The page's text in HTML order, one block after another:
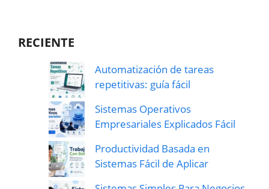
RECIENTE
Automatización de tareas
repetitivas: guía fácil
Sistemas Operativos
Empresariales Explicados Fácil
Productividad Basada en
Sistemas Fácil de Aplicar